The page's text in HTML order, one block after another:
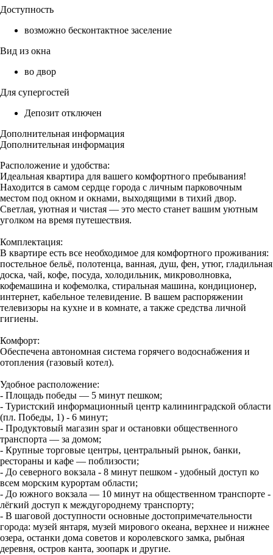
Доступность
возможно бесконтактное заселение
Вид из окна
во двор
Для супергостей
Депозит отключен
Дополнительная информация
Дополнительная информация
Расположение и удобства:
Идеальная квартира для вашего комфортного пребывания!
Находится в самом сердце города с личным парковочным
местом под окном и окнами, выходящими в тихий двор.
Светлая, уютная и чистая — это место станет вашим уютным
уголком на время путешествия.
Комплектация:
В квартире есть все необходимое для комфортного проживания:
постельное бельё, полотенца, ванная, душ, фен, утюг, гладильная
доска, чай, кофе, посуда, холодильник, микроволновка,
кофемашина и кофемолка, стиральная машина, кондиционер,
интернет, кабельное телевидение. В вашем распоряжении
телевизоры на кухне и в комнате, а также средства личной
гигиены.
Комфорт:
Обеспечена автономная система горячего водоснабжения и
отопления (газовый котел).
Удобное расположение:
- Площадь победы — 5 минут пешком;
- Туристский информационный центр калининградской области
(пл. Победы, 1) - 6 минут;
- Продуктовый магазин spar и остановки общественного
транспорта — за домом;
- Крупные торговые центры, центральный рынок, банки,
рестораны и кафе — поблизости;
- До северного вокзала - 8 минут пешком - удобный доступ ко
всем морским курортам области;
- До южного вокзала — 10 минут на общественном транспорте -
лёгкий доступ к междугороднему транспорту;
- В шаговой доступности основные достопримечательности
города: музей янтаря, музей мирового океана, верхнее и нижнее
озера, останки дома советов и королевского замка, рыбная
деревня, остров канта, зоопарк и другие.